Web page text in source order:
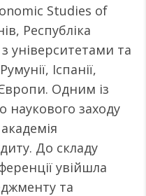
Studies of
Республіка
університетами та
Іспанії,
Одним із
наукового заходу
До складу
увійшла
та